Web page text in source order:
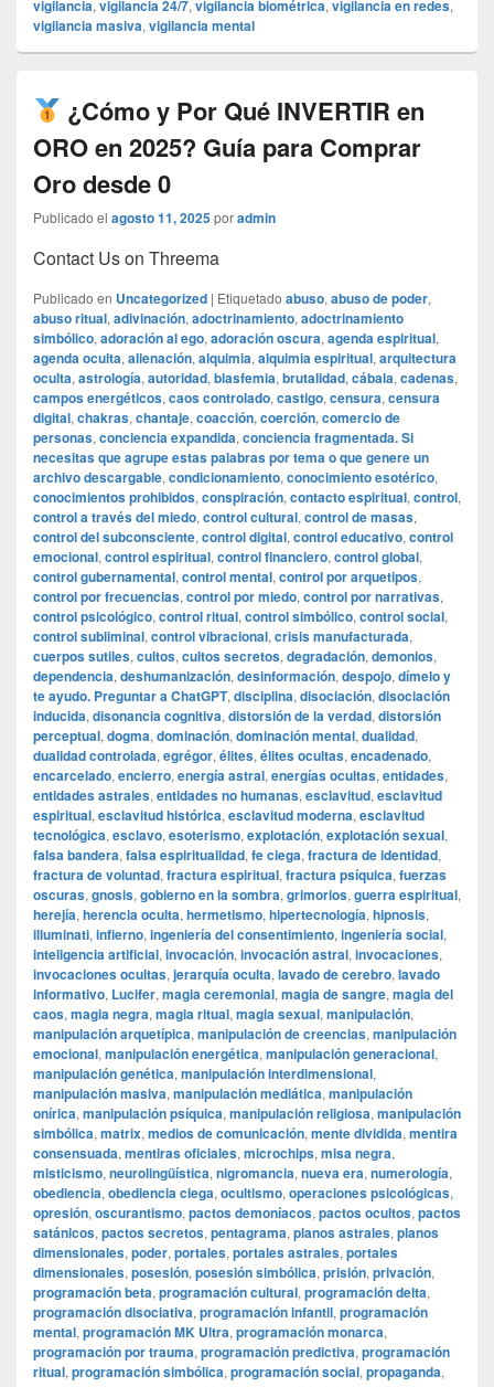
vigilancia, vigilancia 24/7, vigilancia biométrica, vigilancia en redes,
vigilancia masiva, vigilancia mental
¿Cómo y Por Qué INVERTIR en
ORO en 2025? Guía para Comprar
Oro desde 0
Publicado el agosto 11, 2025poradmin
Contact Us on Threema
Publicado en Uncategorized | Etiquetado abuso, abuso de poder,
abuso ritual, adivinación, adoctrinamiento, adoctrinamiento
simbólico, adoración al ego, adoración oscura, agenda espiritual,
agenda oculta, alienación, alquimia, alquimia espiritual, arquitectura
oculta, astrología, autoridad, blasfemia, brutalidad, cábala, cadenas,
campos energéticos, caos controlado, castigo, censura, censura
digital, chakras, chantaje, coacción, coerción, comercio de
personas, conciencia expandida, conciencia fragmentada. Si
necesitas que agrupe estas palabras por tema o que genere un
archivo descargable, condicionamiento, conocimiento esotérico,
conocimientos prohibidos, conspiración, contacto espiritual, control,
control a través del miedo, control cultural, control de masas,
control del subconsciente, control digital, control educativo, control
emocional, control espiritual, control financiero, control global,
control gubernamental, control mental, control por arquetipos,
control por frecuencias, control por miedo, control por narrativas,
control psicológico, control ritual, control simbólico, control social,
control subliminal, control vibracional, crisis manufacturada,
cuerpos sutiles, cultos, cultos secretos, degradación, demonios,
dependencia, deshumanización, desinformación, despojo, dímelo y
te ayudo. Preguntar a ChatGPT, disciplina, disociación, disociación
inducida, disonancia cognitiva, distorsión de la verdad, distorsión
perceptual, dogma, dominación, dominación mental, dualidad,
dualidad controlada, egrégor, élites, élites ocultas, encadenado,
encarcelado, encierro, energía astral, energías ocultas, entidades,
entidades astrales, entidades no humanas, esclavitud, esclavitud
espiritual, esclavitud histórica, esclavitud moderna, esclavitud
tecnológica, esclavo, esoterismo, explotación, explotación sexual,
falsa bandera, falsa espiritualidad, fe ciega, fractura de identidad,
fractura de voluntad, fractura espiritual, fractura psíquica, fuerzas
oscuras, gnosis, gobierno en la sombra, grimorios, guerra espiritual,
herejía, herencia oculta, hermetismo, hipertecnología, hipnosis,
illuminati, infierno, ingeniería del consentimiento, ingeniería social,
inteligencia artificial, invocación, invocación astral, invocaciones,
invocaciones ocultas, jerarquía oculta, lavado de cerebro, lavado
informativo, Lucifer, magia ceremonial, magia de sangre, magia del
caos, magia negra, magia ritual, magia sexual, manipulación,
manipulación arquetípica, manipulación de creencias, manipulación
emocional, manipulación energética, manipulación generacional,
manipulación genética, manipulación interdimensional,
manipulación masiva, manipulación mediática, manipulación
onírica, manipulación psíquica, manipulación religiosa, manipulación
simbólica, matrix, medios de comunicación, mente dividida, mentira
consensuada, mentiras oficiales, microchips, misa negra,
misticismo, neurolingüística, nigromancia, nueva era, numerología,
obediencia, obediencia ciega, ocultismo, operaciones psicológicas,
opresión, oscurantismo, pactos demoníacos, pactos ocultos, pactos
satánicos, pactos secretos, pentagrama, planos astrales, planos
dimensionales, poder, portales, portales astrales, portales
dimensionales, posesión, posesión simbólica, prisión, privación,
programación beta, programación cultural, programación delta,
programación disociativa, programación infantil, programación
mental, programación MK Ultra, programación monarca,
programación por trauma, programación predictiva, programación
ritual, programación simbólica, programación social, propaganda,